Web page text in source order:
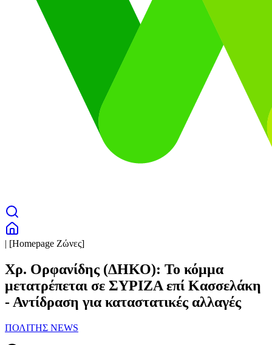
| [Homepage Ζώνες]
Χρ. Ορφανίδης (ΔΗΚΟ): Το κόμμα
μετατρέπεται σε ΣΥΡΙΖΑ επί Κασσελάκη
- Αντίδραση για καταστατικές αλλαγές
ΠΟΛΙΤΗΣ NEWS